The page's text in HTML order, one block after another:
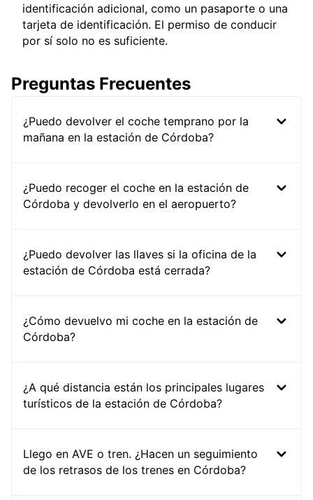
identificación adicional, como un pasaporte o una
tarjeta de identificación. El permiso de conducir
por sí solo no es suficiente.
Preguntas Frecuentes
¿Puedo devolver el coche temprano por la
mañana en la estación de Córdoba?
¿Puedo recoger el coche en la estación de
Córdoba y devolverlo en el aeropuerto?
¿Puedo devolver las llaves si la oficina de la
estación de Córdoba está cerrada?
¿Cómo devuelvo mi coche en la estación de
Córdoba?
¿A qué distancia están los principales lugares
turísticos de la estación de Córdoba?
Llego en AVE o tren. ¿Hacen un seguimiento
de los retrasos de los trenes en Córdoba?